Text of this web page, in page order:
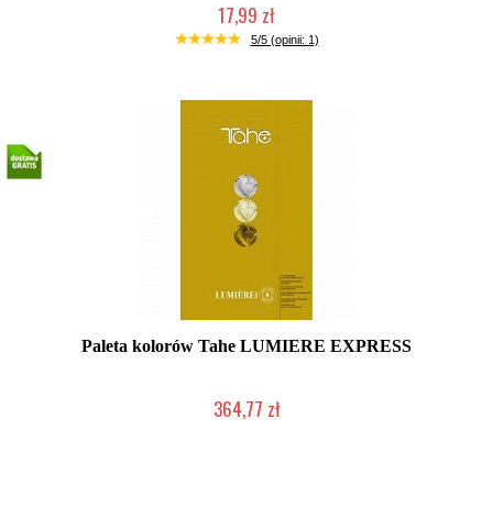
17,99 zł
Duża ilość (wysyłka w 24h)
5/5 (opinii: 1)
Paleta kolorów Tahe LUMIERE EXPRESS
364,77 zł